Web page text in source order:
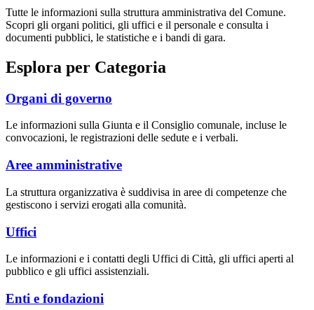
Tutte le informazioni sulla struttura amministrativa del Comune.
Scopri gli organi politici, gli uffici e il personale e consulta i
documenti pubblici, le statistiche e i bandi di gara.
Esplora per Categoria
Organi di governo
Le informazioni sulla Giunta e il Consiglio comunale, incluse le
convocazioni, le registrazioni delle sedute e i verbali.
Aree amministrative
La struttura organizzativa è suddivisa in aree di competenze che
gestiscono i servizi erogati alla comunità.
Uffici
Le informazioni e i contatti degli Uffici di Città, gli uffici aperti al
pubblico e gli uffici assistenziali.
Enti e fondazioni